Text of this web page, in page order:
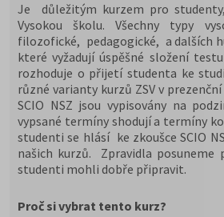
Je důležitým kurzem pro
Vysokou školu. Všechny typy
filozofické, pedagogické, a dalších
které vyžadují úspěšné složení
rozhoduje o přijetí studenta ke
různé varianty kurzů ZSV v
SCIO NSZ jsou vypisovány na
vypsané termíny shodují a termíny
studenti se hlásí ke zkoušce SCIO
našich kurzů. Zpravidla posuneme
studenti mohli dobře připravit.
Proč si vybrat tento kurz?